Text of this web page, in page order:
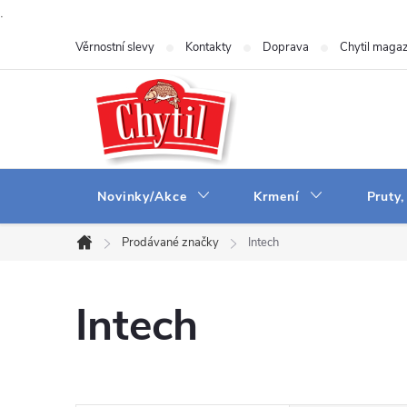
.
Věrnostní slevy Kontakty Doprava Chytil
Novinky/Akce Krmení
Domů
Prodávané značky Intech
Intech